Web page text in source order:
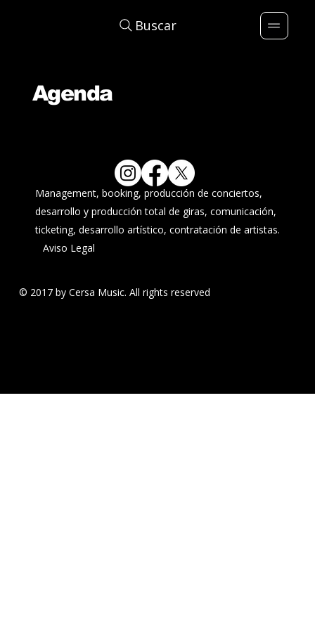
Buscar
Agenda
Management, booking, producción de conciertos,
desarrollo y producción total de giras, comunicación,
ticketing, desarrollo artístico, contratación de artistas.
Aviso Legal
© 2017 by Cersa Music. All rights reserved